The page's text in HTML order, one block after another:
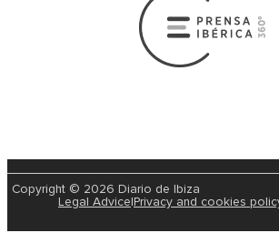
Copyright © 2026 Diario de Ibiza
Legal Advice Privacy and cookies